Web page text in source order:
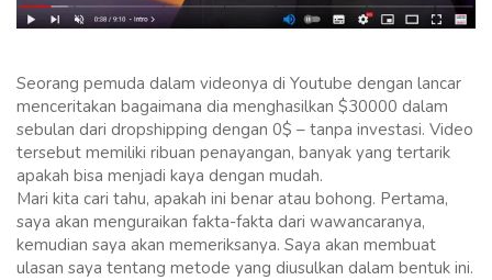
Seorang pemuda dalam videonya di Youtube dengan lancar
menceritakan bagaimana dia menghasilkan $30000 dalam
sebulan dari dropshipping dengan 0$ – tanpa investasi. Video
tersebut memiliki ribuan penayangan, banyak yang tertarik
apakah bisa menjadi kaya dengan mudah.
Mari kita cari tahu, apakah ini benar atau bohong. Pertama,
saya akan menguraikan fakta-fakta dari wawancaranya,
kemudian saya akan memeriksanya. Saya akan membuat
ulasan saya tentang metode yang diusulkan dalam bentuk ini.